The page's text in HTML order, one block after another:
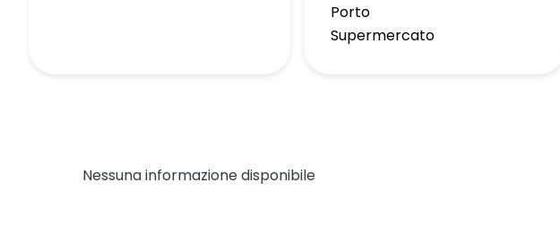
Porto
Supermercato
Nessuna informazione disponibile